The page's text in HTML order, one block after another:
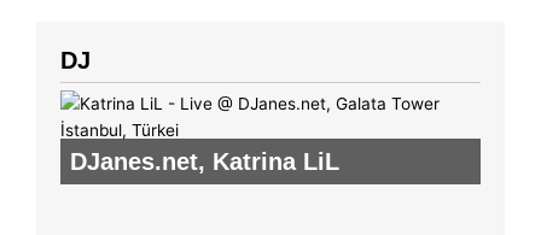
DJ
DJanes.net, Katrina LiL